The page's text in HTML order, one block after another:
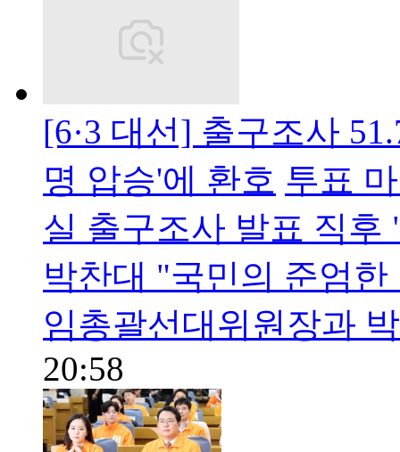
[6·3 대선] 출구조사
명 압승'에 환호 투표
실 출구조사 발표 직
박찬대 "국민의 준엄
임총괄선대위원장과
20:58